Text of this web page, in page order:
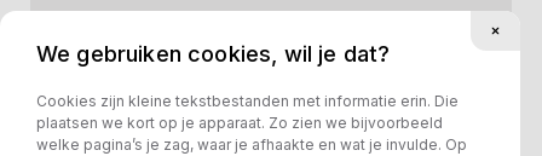
Bekijk deze auto
We gebruiken cookies, wil je dat?
Cookies zijn kleine tekstbestanden met informatie erin. Die
plaatsen we kort op je apparaat. Zo zien we bijvoorbeeld
welke pagina’s je zag, waar je afhaakte en wat je invulde. Op